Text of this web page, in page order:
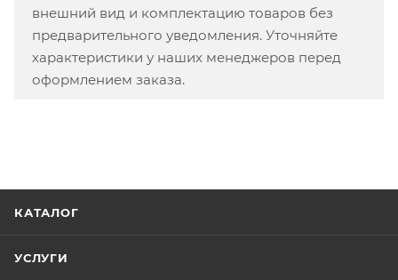
внешний вид и комплектацию товаров без
предварительного уведомления. Уточняйте
характеристики у наших менеджеров перед
оформлением заказа.
КАТАЛОГ
УСЛУГИ